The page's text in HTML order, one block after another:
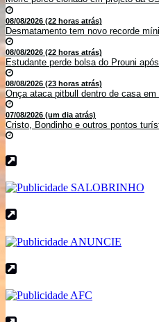
08/08/2026 (22 horas atrás)
Desmatamento tem novo recorde
08/08/2026 (22 horas atrás)
Estudante perde bolsa do Prouni
08/08/2026 (23 horas atrás)
Onça ataca pitbull dentro de casa
07/08/2026 (um dia atrás)
Cristo, Bondinho e outros pontos